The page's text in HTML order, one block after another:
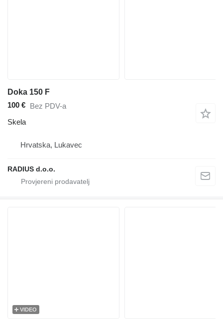
Doka 150 F
100 € Bez PDV-a
Skela
Hrvatska, Lukavec
RADIUS d.o.o.
VIDEO